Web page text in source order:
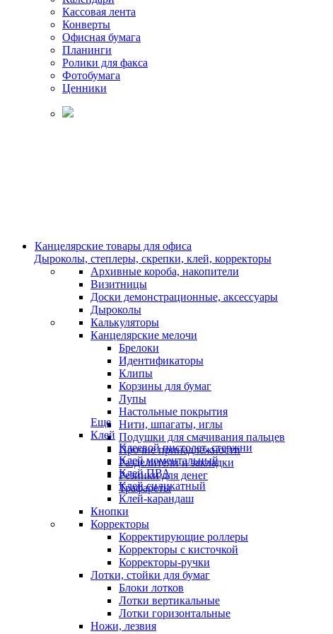
Кассовая лента
Конверты
Офисная бумага
Планинги
Ролики для факса
Фотобумага
Ценники
Канцелярские товары для офиса
Дыроколы, степлеры, скрепки, клей, корректоры
Архивные короба, накопители
Визитницы
Доски демонстрационные, аксессуары
Дыроколы
Калькуляторы
Канцелярские мелочи
Брелоки
Идентификаторы
Клипы
Корзины для бумаг
Лупы
Настольные покрытия
Нити, шпагаты, иглы
Подушки для смачивания пальцев
Прочие принадлежности
Разделители и закладки
Резинки для денег
Трафареты
Еще
Клей
Клеевой пистолет, стержни
Клей моментальный
Клей ПВА
Клей силикатный
Клей-карандаш
Кнопки
Корректоры
Корректирующие роллеры
Корректоры с кисточкой
Корректоры-ручки
Лотки, стойки для бумаг
Блоки лотков
Лотки вертикальные
Лотки горизонтальные
Ножи, лезвия